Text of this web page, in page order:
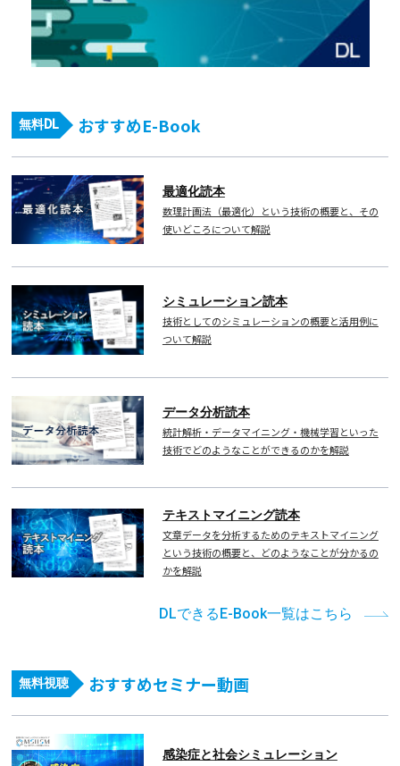
無料DL おすすめE-Book
最適化読本
数理計画法（最適化）という技術の概要と、その
使いどころについて解説
シミュレーション読本
技術としてのシミュレーションの概要と活用例に
ついて解説
データ分析読本
統計解析・データマイニング・機械学習といった
技術でどのようなことができるのかを解説
テキストマイニング読本
文章データを分析するためのテキストマイニング
という技術の概要と、どのようなことが分かるの
かを解説
DLできるE-Book一覧はこちら
無料視聴 おすすめセミナー動画
感染症と社会シミュレーション